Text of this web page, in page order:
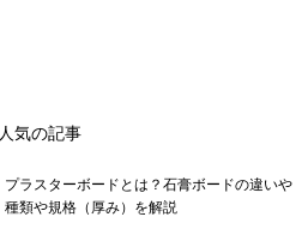
人気の記事
プラスターボードとは？石膏ボードの違いや
種類や規格（厚み）を解説